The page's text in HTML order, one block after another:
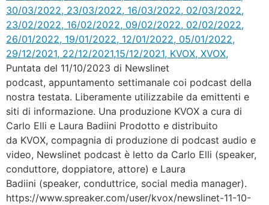
Puntata del 11/10/2023 di Newslinet
podcast, appuntamento settimanale coi podcast della
nostra testata. Liberamente utilizzabile da emittenti e
siti di informazione. Una produzione KVOX a cura di
Carlo Elli e Laura Badiini Prodotto e distribuito
da KVOX, compagnia di produzione di podcast audio e
video, Newslinet podcast è letto da Carlo Elli (speaker,
conduttore, doppiatore, attore) e Laura
Badiini (speaker, conduttrice, social media manager).
https://www.spreaker.com/user/kvox/newslinet-11-10-